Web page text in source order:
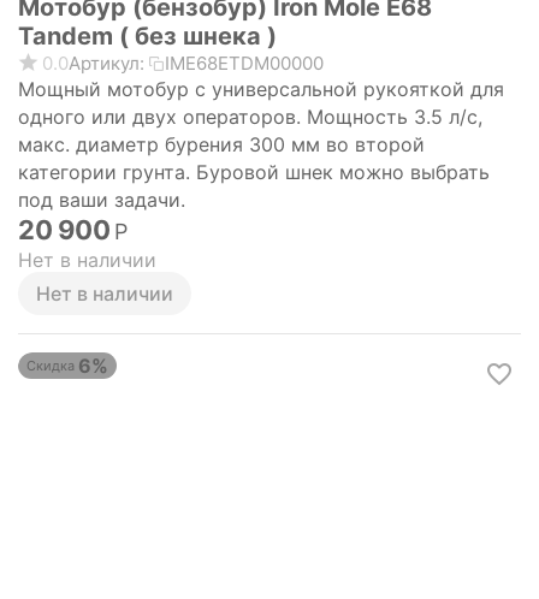
Мотобур (бензобур) Iron Mole E68
Tandem ( без шнека )
0.0Артикул: IME68ЕТDM00000
Мощный мотобур с универсальной рукояткой для
одного или двух операторов. Мощность 3.5 л/с,
макс. диаметр бурения 300 мм во второй
категории грунта. Буровой шнек можно выбрать
под ваши задачи.
20 900 Р
Нет в наличии
Нет в наличии
Скидка 6%